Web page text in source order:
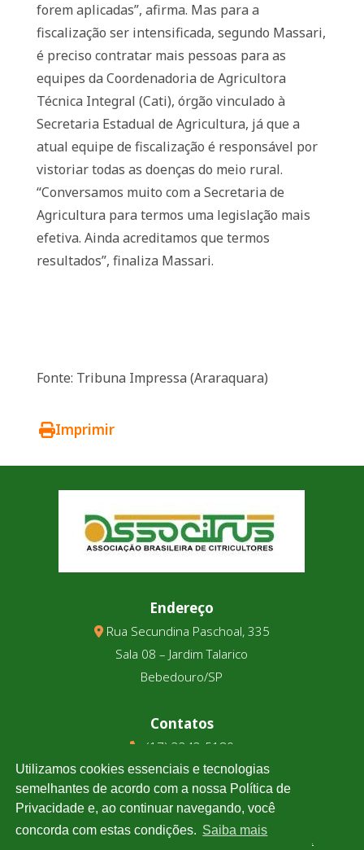
forem aplicadas”, afirma. Mas para a
fiscalização ser intensificada, segundo Massari,
é preciso contratar mais pessoas para as
equipes da Coordenadoria de Agricultora
Técnica Integral (Cati), órgão vinculado à
Secretaria Estadual de Agricultura, já que a
atual equipe de fiscalização é responsável por
vistoriar todas as doenças do meio rural.
“Conversamos muito com a Secretaria de
Agricultura para termos uma legislação mais
efetiva. Ainda acreditamos que termos
resultados”, finaliza Massari.
Fonte: Tribuna Impressa (Araraquara)
Imprimir
Endereço
Rua Secundina Paschoal, 335
Sala 08 – Jardim Talarico
Bebedouro/SP
Contatos
(17) 3343-5180
(17) 99123-9831
Cotação
Clique e confira a cotação de todas as moedas.
Utilizamos cookies essenciais e tecnologias
semelhantes de acordo com a nossa Política de
Privacidade e, ao continuar navegando, você
concorda com estas condições. Saiba mais